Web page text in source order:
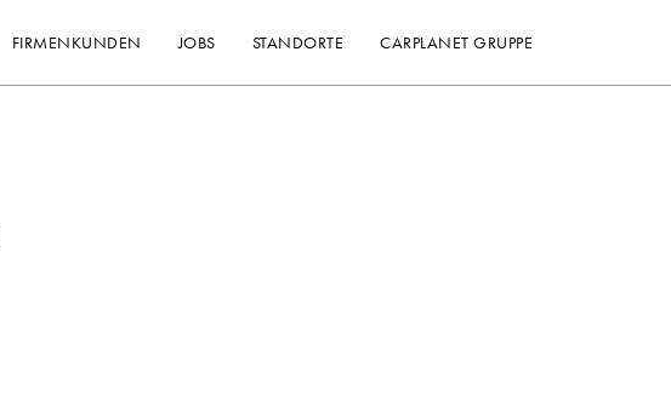
FIRMENKUNDEN JOBS STANDORTE CARPLANET GRUPPE